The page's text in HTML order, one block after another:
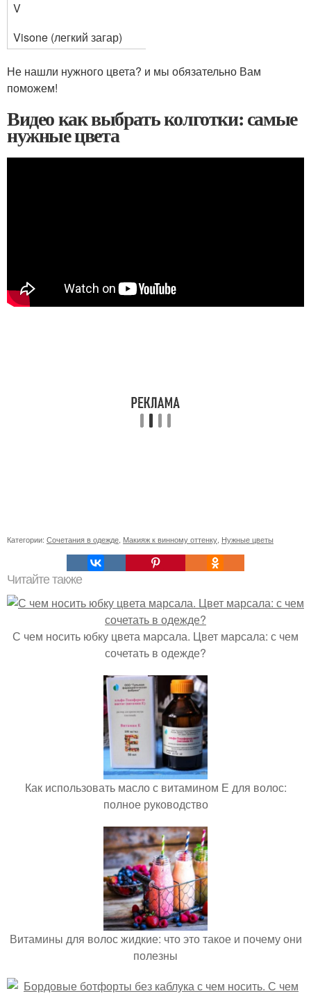
V
Visone (легкий загар)
Не нашли нужного цвета? и мы обязательно Вам
поможем!
Видео как выбрать колготки: самые
нужные цвета
Категории: Сочетания в одежде Макияж к винному оттенку Нужные цветы
Читайте также
С чем носить юбку цвета марсала. Цвет марсала: с чем
сочетать в одежде?
Как использовать масло с витамином Е для волос:
полное руководство
Витамины для волос жидкие: что это такое и почему они
полезны